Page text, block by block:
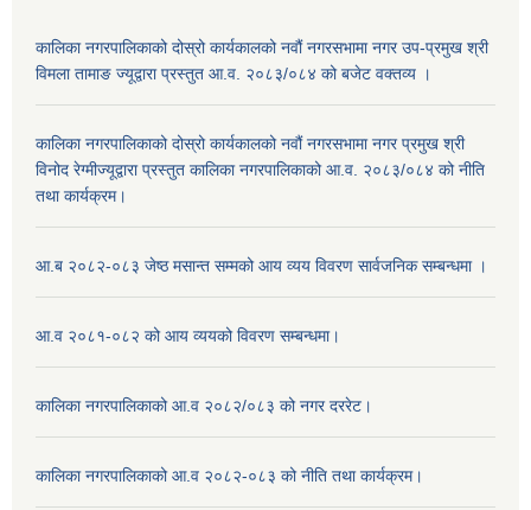
कालिका नगरपालिकाको दोस्रो कार्यकालको नवौं नगरसभामा नगर उप-प्रमुख श्री
विमला तामाङ ज्यूद्वारा प्रस्तुत आ.व. २०८३/०८४ को बजेट वक्तव्य ।
कालिका नगरपालिकाको दोस्रो कार्यकालको नवौं नगरसभामा नगर प्रमुख श्री
विनोद रेग्मीज्यूद्वारा प्रस्तुत कालिका नगरपालिकाको आ.व. २०८३/०८४ को नीति
तथा कार्यक्रम।
आ.ब २०८२-०८३ जेष्ठ मसान्त सम्मको आय व्यय विवरण सार्वजनिक सम्बन्धमा ।
आ.व २०८१-०८२ को आय व्ययको विवरण सम्बन्धमा।
कालिका नगरपालिकाको आ.व २०८२/०८३ को नगर दररेट।
कालिका नगरपालिकाको आ.व २०८२-०८३ को नीति तथा कार्यक्रम।